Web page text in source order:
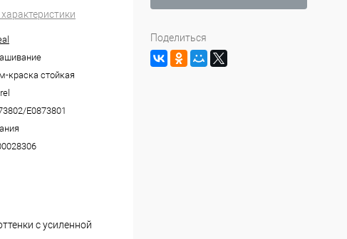
характеристики
краска стойкая
Е0873801
с усиленной
Поделиться